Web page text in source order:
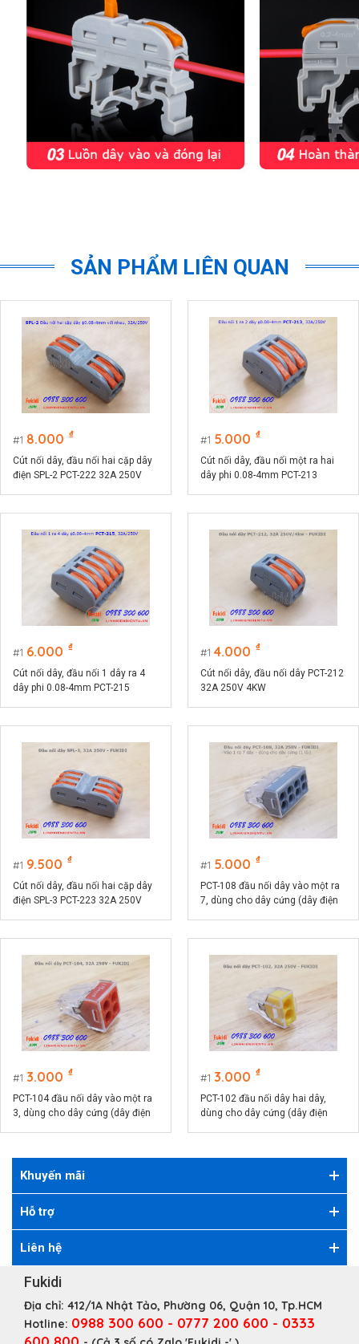
SẢN PHẨM LIÊN QUAN
1 8.000 ₫
Cút nối dây, đầu nối hai cặp dây
điện SPL-2 PCT-222 32A 250V
1 5.000 ₫
Cút nối dây, đầu nối một ra hai
dây phi 0.08-4mm PCT-213
1 6.000 ₫
Cút nối dây, đầu nối 1 dây ra 4
dây phi 0.08-4mm PCT-215
1 4.000 ₫
Cút nối dây, đầu nối dây PCT-212
32A 250V 4KW
1 9.500 ₫
Cút nối dây, đầu nối hai cặp dây
điện SPL-3 PCT-223 32A 250V
1 5.000 ₫
PCT-108 đầu nối dây vào một ra
7, dùng cho dây cứng (dây điện
1 3.000 ₫
PCT-104 đầu nối dây vào một ra
3, dùng cho dây cứng (dây điện
1 3.000 ₫
PCT-102 đầu nối dây hai dây,
dùng cho dây cứng (dây điện
Khuyến mãi
Hỗ trợ
Liên hệ
Fukidi
Địa chỉ: 412/1A Nhật Tảo, Phường 06, Quận 10, Tp.HCM
Hotline: 0988 300 600 - 0777 200 600 - 0333